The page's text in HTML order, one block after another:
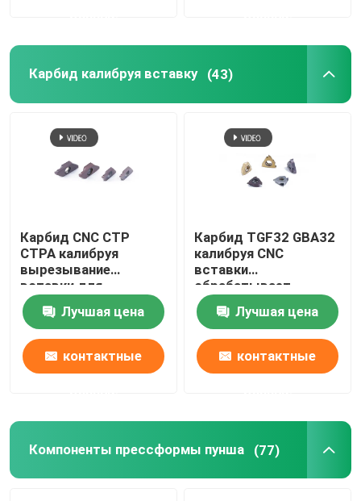
Карбид калибруя вставку (43)
Карбид CNC CTP
CTPA калибруя
вырезывание
вставки для
обработки стальных
небольших частей
Лучшая цена
контактные
Карбид TGF32 GBA32
калибруя CNC
вставки
обрабатывает
Вертикальн-
установленную
точность на
токарном станке
Лучшая цена
контактные
Компоненты прессформы пунша (77)